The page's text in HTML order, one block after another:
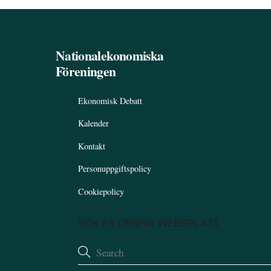
Nationalekonomiska
Föreningen
Ekonomisk Debatt
Kalender
Kontakt
Personuppgiftspolicy
Cookiepolicy
SÖK PÅ DENNA WEBBPLATS